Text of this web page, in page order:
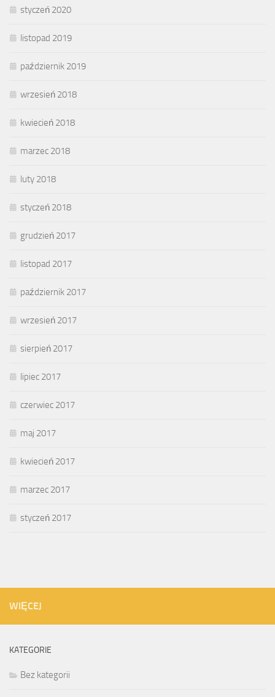
styczeń 2020
listopad 2019
październik 2019
wrzesień 2018
kwiecień 2018
marzec 2018
luty 2018
styczeń 2018
grudzień 2017
listopad 2017
październik 2017
wrzesień 2017
sierpień 2017
lipiec 2017
czerwiec 2017
maj 2017
kwiecień 2017
marzec 2017
styczeń 2017
WIĘCEJ
KATEGORIE
Bez kategorii